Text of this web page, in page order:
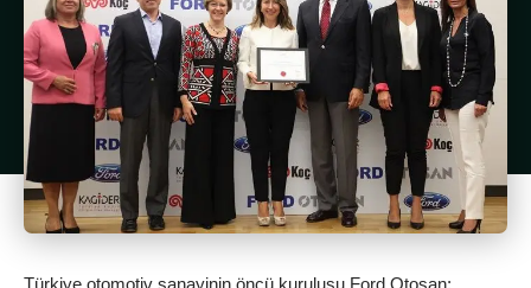
Türkiye otomotiv sanayinin öncü kuruluşu Ford Otosan;